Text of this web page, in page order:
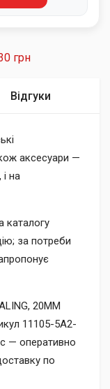
грн
Відгуки
аксесуари —
на
каталогу
за потреби
20MM
11105-5A2-
— оперативно
по